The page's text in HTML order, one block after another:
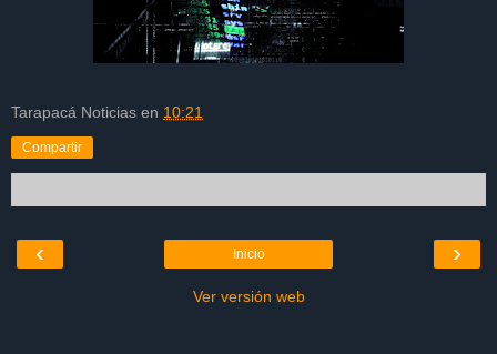
Tarapacá Noticias en 10:21
Compartir
‹ ›
Inicio
Ver versión web